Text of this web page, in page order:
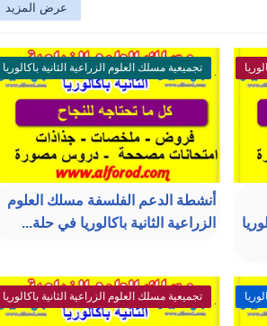
عرض المزيد
تجميعية مسلك العلوم الزراعية الثانية باكالوريا
أنشطة الدعم الفلسفة مسلك العلوم
الزراعية الثانية باكالوريا في حلة...
تجميعية مسلك العلوم الزراعية الثانية باكالوريا